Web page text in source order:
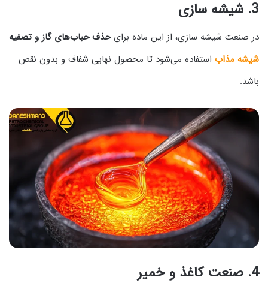
3. شیشه‌ سازی
در صنعت شیشه‌ سازی، از این ماده برایحذف حباب‌های گاز و تصفیه
شیشه مذاب استفاده می‌شود تا محصول نهایی شفاف و بدون نقص
باشد.
4. صنعت کاغذ و خمیر